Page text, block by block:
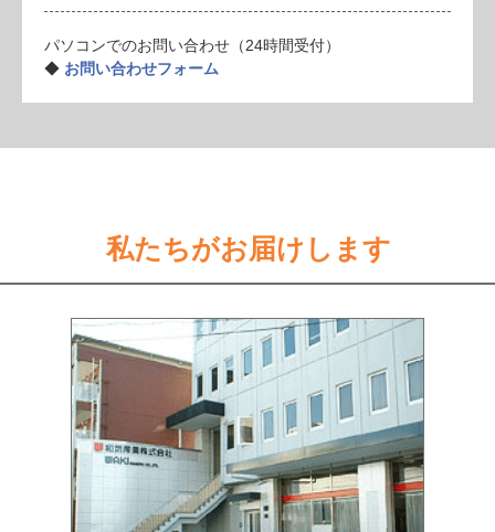
パソコンでのお問い合わせ（24時間受付）
◆ お問い合わせフォーム
私たちがお届けします